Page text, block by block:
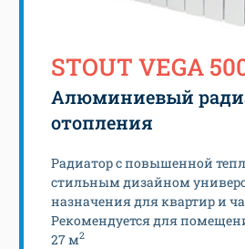
STOUT VEGA
Алюминиевый
отопления
Радиатор с повышенной
стильным дизайном
назначения для квартир и
Рекомендуется для
27 м2